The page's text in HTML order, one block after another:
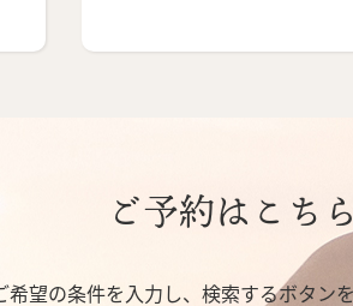
ご予約はこち
希望の条件を入力し、検索するボタン